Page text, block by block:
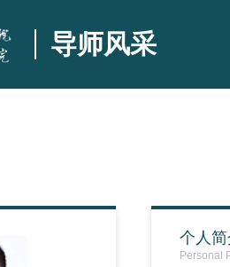
导师风采
个人
Personal